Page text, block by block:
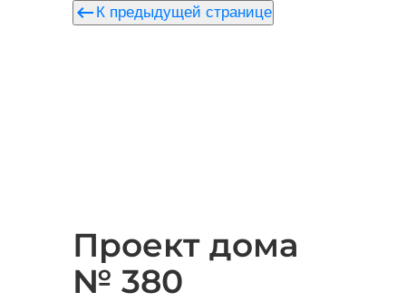
keyboard_backspace К предыдущей странице
Проект дома
№ 380